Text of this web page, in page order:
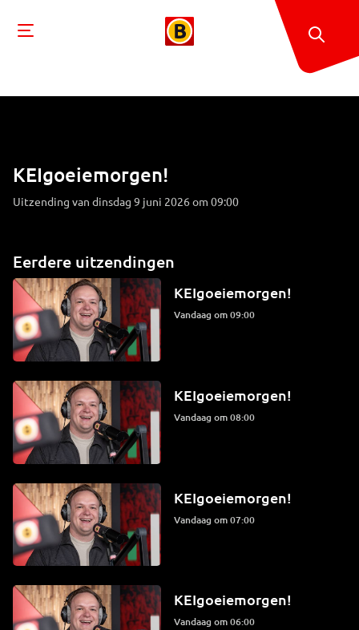
KEIgoeiemorgen!
Uitzending van dinsdag 9 juni 2026 om 09:00
Eerdere uitzendingen
KEIgoeiemorgen!
Vandaag om 09:00
KEIgoeiemorgen!
Vandaag om 08:00
KEIgoeiemorgen!
Vandaag om 07:00
KEIgoeiemorgen!
Vandaag om 06:00